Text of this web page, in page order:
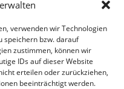
verwenden wir Technologien
speichern bzw. darauf
zustimmen, können wir
IDs auf dieser Website
erteilen oder zurückziehen,
beeinträchtigt werden.